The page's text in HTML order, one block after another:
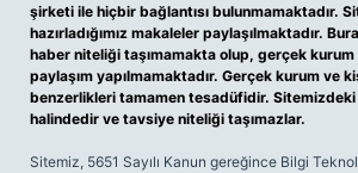
şirketi ile hiçbir bağlantısı bulunmamaktadır.
hazırladığımız makaleler paylaşılmaktadır.
haber niteliği taşımamakta olup, gerçek kurum
paylaşım yapılmamaktadır. Gerçek kurum ve
benzerlikleri tamamen tesadüfidir.
halindedir ve tavsiye niteliği taşımazlar.
Sitemiz, 5651 Sayılı Kanun gereğince Bilgi